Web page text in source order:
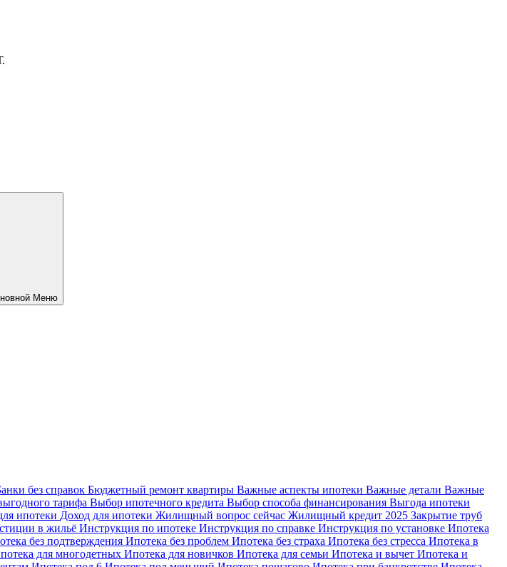
Меню
без справок Бюджетный ремонт квартиры Важные аспекты ипотеки Важные детали Важные
тарифа Выбор ипотечного кредита Выбор способа финансирования Выгода ипотеки
ипотеки Доход для ипотеки Жилищный вопрос сейчас Жилищный кредит 2025 Закрытие труб
в жильё Инструкция по ипотеке Инструкция по справке Инструкция по установке Ипотека
без подтверждения Ипотека без проблем Ипотека без страха Ипотека без стресса Ипотека в
для многодетных Ипотека для новичков Ипотека для семьи Ипотека и вычет Ипотека и